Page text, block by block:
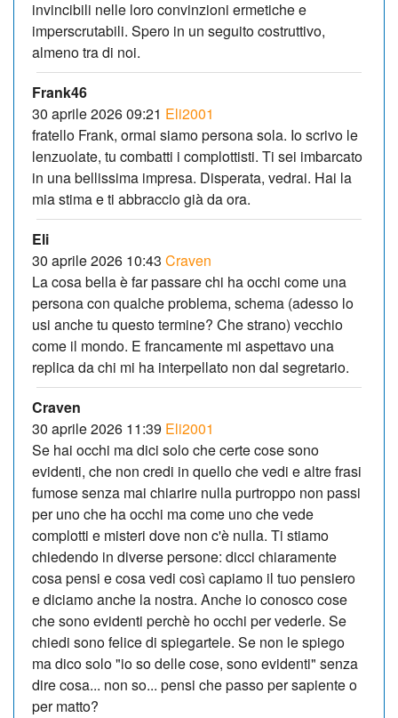
invincibili nelle loro convinzioni ermetiche e
imperscrutabili. Spero in un seguito costruttivo,
almeno tra di noi.
Frank46
30 aprile 2026 09:21 Eli2001
fratello Frank, ormai siamo persona sola. Io scrivo le
lenzuolate, tu combatti i complottisti. Ti sei imbarcato
in una bellissima impresa. Disperata, vedrai. Hai la
mia stima e ti abbraccio già da ora.
Eli
30 aprile 2026 10:43 Craven
La cosa bella è far passare chi ha occhi come una
persona con qualche problema, schema (adesso lo
usi anche tu questo termine? Che strano) vecchio
come il mondo. E francamente mi aspettavo una
replica da chi mi ha interpellato non dal segretario.
Craven
30 aprile 2026 11:39 Eli2001
Se hai occhi ma dici solo che certe cose sono
evidenti, che non credi in quello che vedi e altre frasi
fumose senza mai chiarire nulla purtroppo non passi
per uno che ha occhi ma come uno che vede
complotti e misteri dove non c'è nulla. Ti stiamo
chiedendo in diverse persone: dicci chiaramente
cosa pensi e cosa vedi così capiamo il tuo pensiero
e diciamo anche la nostra. Anche io conosco cose
che sono evidenti perchè ho occhi per vederle. Se
chiedi sono felice di spiegartele. Se non le spiego
ma dico solo "io so delle cose, sono evidenti" senza
dire cosa... non so... pensi che passo per sapiente o
per matto?